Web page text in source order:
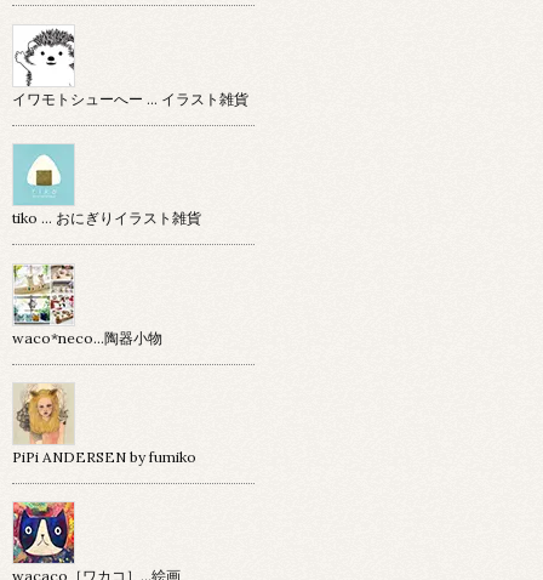
イワモトシューへー … イラスト雑貨
tiko … おにぎりイラスト雑貨
waco*neco...陶器小物
PiPi ANDERSEN by fumiko
wacaco［ワカコ］…絵画